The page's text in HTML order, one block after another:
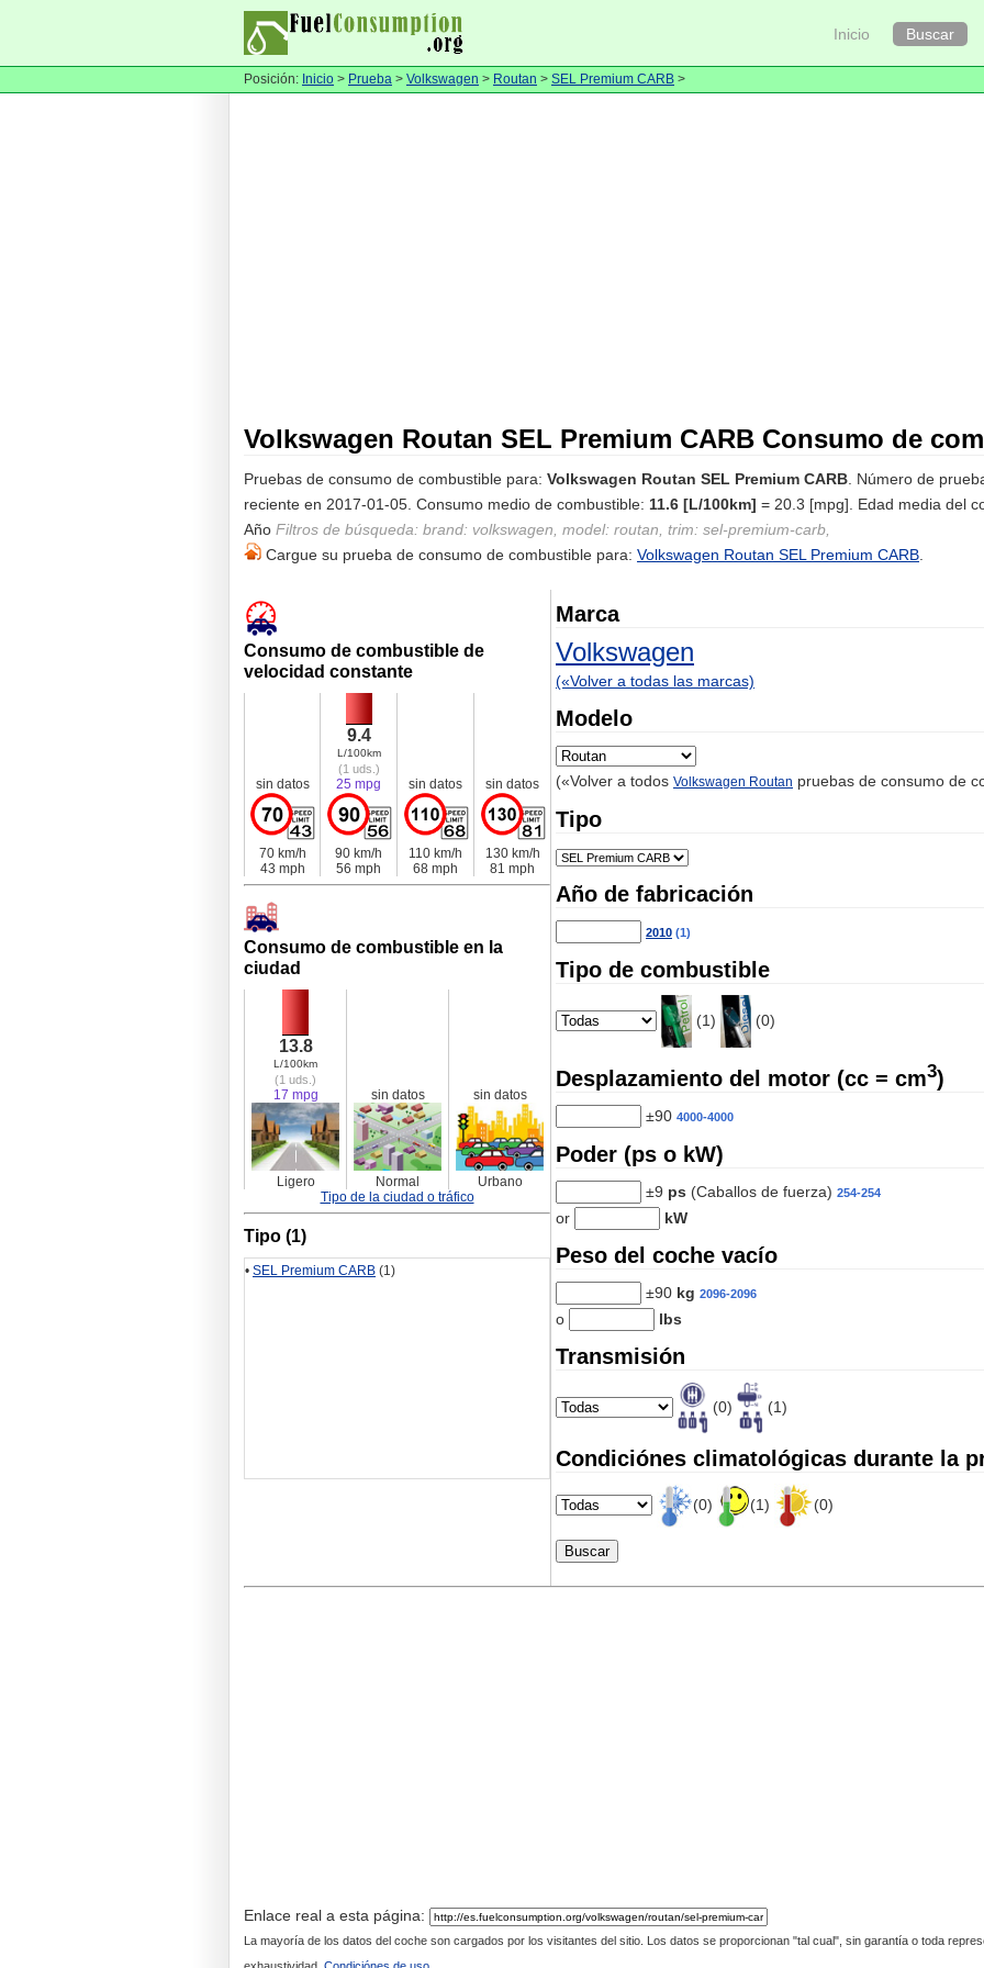
Inicio Buscar
Posición: Inicio > Prueba > Volkswagen > Routan > SEL Premium CARB >
Volkswagen Routan SEL Premium CARB Consumo de
Pruebas de consumo de combustible para: Volkswagen Routan SEL Premium CARB . Número de
reciente en 2017-01-05. Consumo medio de combustible: 11.6 [L/100km] = 20.3 [mpg]. Edad media del
Año Filtros de búsqueda: brand: volkswagen, model: routan, trim: sel-premium-carb,
Cargue su prueba de consumo de combustible para: Volkswagen Routan SEL Premium CARB
Consumo de combustible de
velocidad constante
sin datos
9.4
L/100km
(1 uds.)
25 mpg sin datos sin datos
70 km/h
43 mph
90 km/h
56 mph
110 km/h
68 mph
130 km/h
81 mph
Consumo de combustible en la
ciudad
13.8
L/100km
(1 uds.)
17 mpg sin datos sin datos
Ligero Normal
Urbano
Tipo de la ciudad o tráfico
Tipo (1)
• SEL Premium CARB (1)
Marca
Volkswagen
(«Volver a todas las marcas)
Modelo
(«Volver a todos Volkswagen Routan pruebas de consumo de
Tipo
Año de fabricación
2010 (1)
Tipo de combustible
(1) (0)
Desplazamiento del motor (cc = cm3)
±90 4000-4000
Poder (ps o kW)
±9 ps (Caballos de fuerza) 254-254
or kW
Peso del coche vacío
±90 kg 2096-2096
o lbs
Transmisión
(0) (1)
Condiciónes climatológicas durante la
(0) (1) (0)
Enlace real a esta página:
La mayoría de los datos del coche son cargados por los visitantes del sitio. Los datos se proporcionan "tal cual", sin garantía o toda